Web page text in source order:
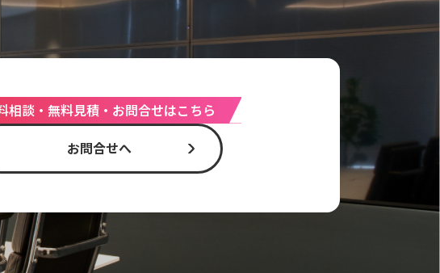
相談・無料見積・お問合せはこちら
お問合せへ